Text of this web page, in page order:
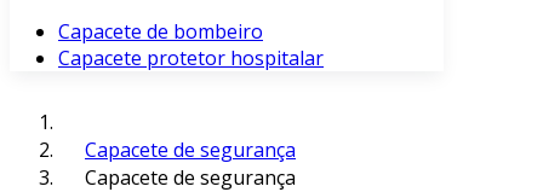
Capacete de bombeiro
Capacete protetor hospitalar
Capacete de segurança
Capacete de segurança